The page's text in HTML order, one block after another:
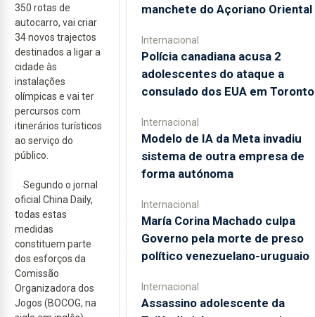
350 rotas de
autocarro, vai criar
34 novos trajectos
destinados a ligar a
cidade às
instalações
olímpicas e vai ter
percursos com
itinerários turísticos
ao serviço do
público.
Segundo o jornal
oficial China Daily,
todas estas
medidas
constituem parte
dos esforços da
Comissão
Organizadora dos
Jogos (BOCOG, na
manchete do Açoriano Oriental
Internacional
Polícia canadiana acusa 2
adolescentes do ataque a
consulado dos EUA em Toronto
Internacional
Modelo de IA da Meta invadiu
sistema de outra empresa de
forma autónoma
Internacional
María Corina Machado culpa
Governo pela morte de preso
político venezuelano-uruguaio
Internacional
Assassino adolescente da